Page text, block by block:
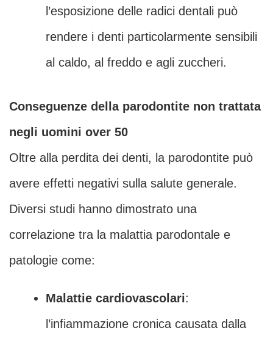
l’esposizione delle radici dentali può
rendere i denti particolarmente sensibili
al caldo, al freddo e agli zuccheri.
Conseguenze della parodontite non trattata
negli uomini over 50
Oltre alla perdita dei denti, la parodontite può
avere effetti negativi sulla salute generale.
Diversi studi hanno dimostrato una
correlazione tra la malattia parodontale e
patologie come:
Malattie cardiovascolari:
l’infiammazione cronica causata dalla